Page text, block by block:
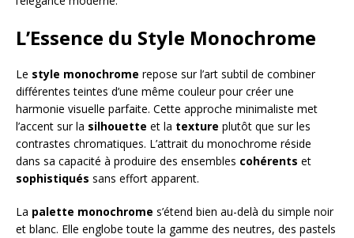
L’Essence du Style Monochrome
Le style monochrome repose sur l’art subtil de combiner
différentes teintes d’une même couleur pour créer une
harmonie visuelle parfaite. Cette approche minimaliste met
l’accent sur la silhouette et la texture plutôt que sur les
contrastes chromatiques. L’attrait du monochrome réside
dans sa capacité à produire des ensembles cohérents et
sophistiqués sans effort apparent.
La palette monochrome s’étend bien au-delà du simple noir
et blanc. Elle englobe toute la gamme des neutres, des pastels